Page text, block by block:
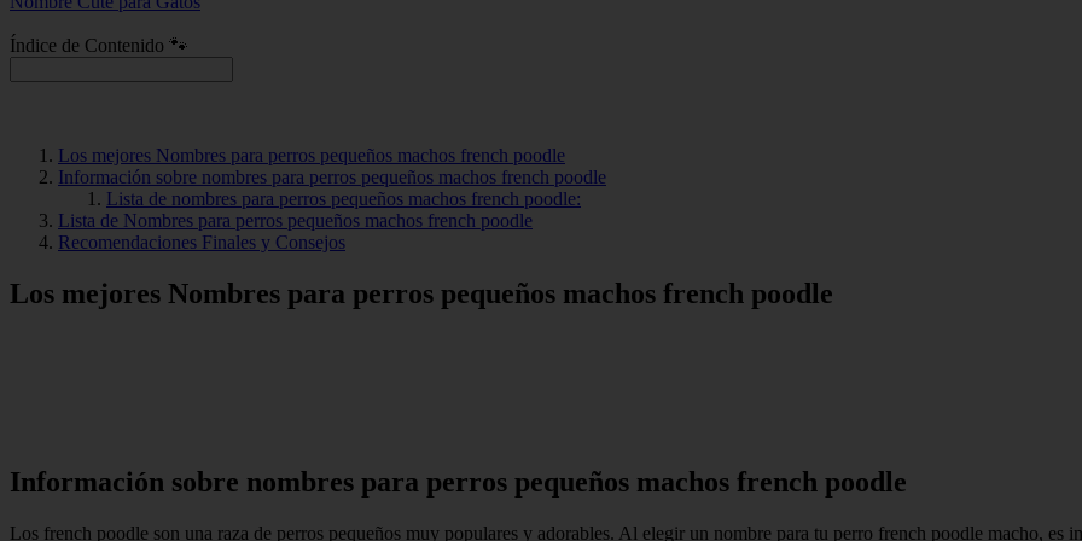
Índice de Contenido 🐾
Los mejores Nombres para perros pequeños machos french poodle
Información sobre nombres para perros pequeños machos french poodle
Lista de nombres para perros pequeños machos french poodle:
Lista de Nombres para perros pequeños machos french poodle
Recomendaciones Finales y Consejos
Los mejores Nombres para perros pequeños machos french poodle
Información sobre nombres para perros pequeños machos french poodle
Los french poodle son una raza de perros pequeños muy populares y adorables. Al elegir un nombre para tu perro french poodle macho, es